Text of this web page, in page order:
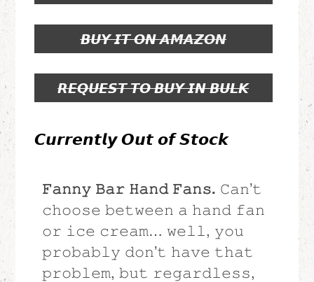
𝘽𝙐𝙔 𝙄𝙏 𝙊𝙉𝘼𝙈𝘼𝙕𝙊𝙉
𝙍𝙀𝙌𝙐𝙀𝙎𝙏 𝙏𝙊 𝘽𝙐𝙔 𝙄𝙉 𝘽𝙐𝙇𝙆
𝘾𝙪𝙧𝙧𝙚𝙣𝙩𝙡𝙮 𝙊𝙪𝙩 𝙤𝙛 𝙎𝙩𝙤𝙘𝙠
𝙵𝚊𝚗𝚗𝚢 𝙱𝚊𝚛 𝙷𝚊𝚗𝚍 𝙵𝚊𝚗𝚜. 𝙲𝚊𝚗’𝚝
𝚌𝚑𝚘𝚘𝚜𝚎 𝚋𝚎𝚝𝚠𝚎𝚎𝚗 𝚊 𝚑𝚊𝚗𝚍 𝚏𝚊𝚗
𝚘𝚛 𝚒𝚌𝚎 𝚌𝚛𝚎𝚊𝚖… 𝚠𝚎𝚕𝚕, 𝚢𝚘𝚞
𝚙𝚛𝚘𝚋𝚊𝚋𝚕𝚢 𝚍𝚘𝚗’𝚝 𝚑𝚊𝚟𝚎 𝚝𝚑𝚊𝚝
𝚙𝚛𝚘𝚋𝚕𝚎𝚖, 𝚋𝚞𝚝 𝚛𝚎𝚐𝚊𝚛𝚍𝚕𝚎𝚜𝚜,